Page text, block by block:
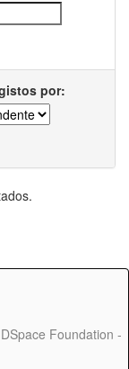
por:
Foundation -